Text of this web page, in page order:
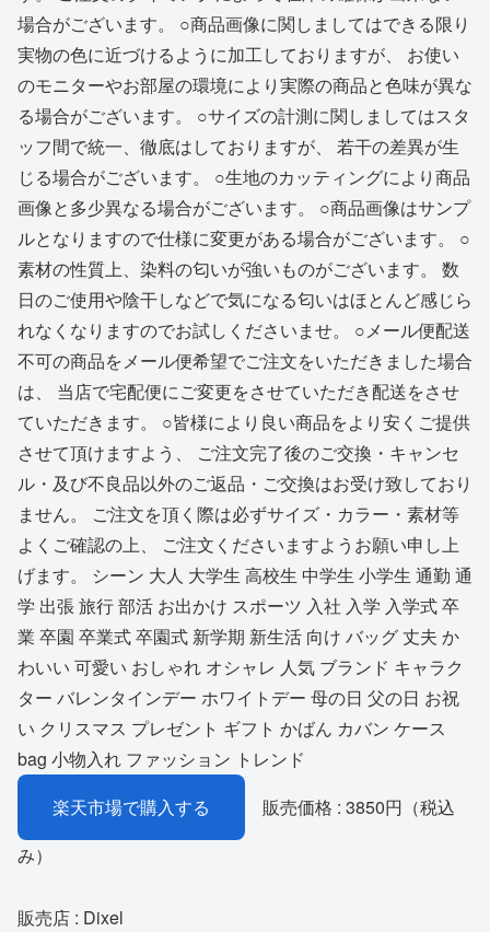
場合がございます。 ○商品画像に関しましてはできる限り
実物の色に近づけるように加工しておりますが、 お使い
のモニターやお部屋の環境により実際の商品と色味が異な
る場合がございます。 ○サイズの計測に関しましてはスタ
ッフ間で統一、徹底はしておりますが、 若干の差異が生
じる場合がございます。 ○生地のカッティングにより商品
画像と多少異なる場合がございます。 ○商品画像はサンプ
ルとなりますので仕様に変更がある場合がございます。 ○
素材の性質上、染料の匂いが強いものがございます。 数
日のご使用や陰干しなどで気になる匂いはほとんど感じら
れなくなりますのでお試しくださいませ。 ○メール便配送
不可の商品をメール便希望でご注文をいただきました場合
は、 当店で宅配便にご変更をさせていただき配送をさせ
ていただきます。 ○皆様により良い商品をより安くご提供
させて頂けますよう、 ご注文完了後のご交換・キャンセ
ル・及び不良品以外のご返品・ご交換はお受け致しており
ません。 ご注文を頂く際は必ずサイズ・カラー・素材等
よくご確認の上、 ご注文くださいますようお願い申し上
げます。 シーン 大人 大学生 高校生 中学生 小学生 通勤 通
学 出張 旅行 部活 お出かけ スポーツ 入社 入学 入学式 卒
業 卒園 卒業式 卒園式 新学期 新生活 向け バッグ 丈夫 か
わいい 可愛い おしゃれ オシャレ 人気 ブランド キャラク
ター バレンタインデー ホワイトデー 母の日 父の日 お祝
い クリスマス プレゼント ギフト かばん カバン ケース
bag 小物入れ ファッション トレンド
楽天市場で購入する
販売価格 : 3850円（税込
み）
販売店 : Dixel